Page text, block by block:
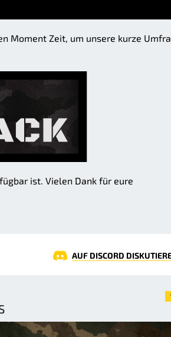
Moment Zeit, um unsere kurze
ist. Vielen Dank für eure
AUF DISCORD